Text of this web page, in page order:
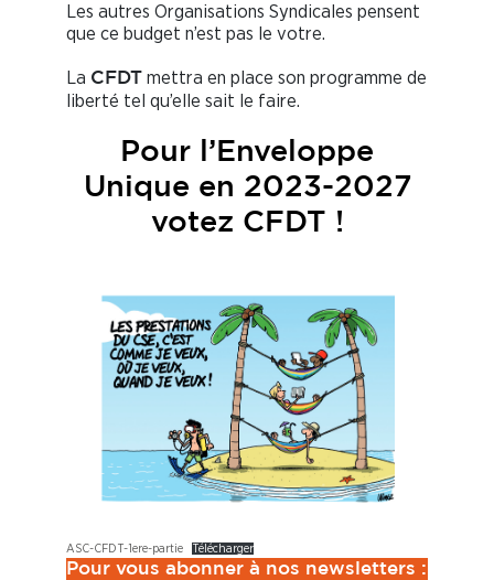
Les autres Organisations Syndicales pensent
que ce budget n’est pas le votre.
La CFDT mettra en place son programme de
liberté tel qu’elle sait le faire.
Pour l’Enveloppe
Unique en 2023-2027
votez CFDT !
ASC-CFDT-1ere-partie Télécharger
Pour vous abonner à nos newsletters :